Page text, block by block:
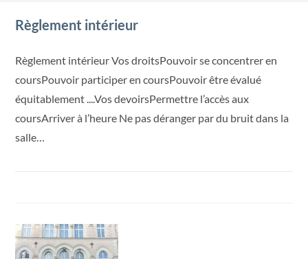
Règlement intérieur
Règlement intérieur Vos droitsPouvoir se concentrer en
coursPouvoir participer en coursPouvoir être évalué
équitablement ....Vos devoirsPermettre l’accès aux
coursArriver à l’heure Ne pas déranger par du bruit dans la
salle…